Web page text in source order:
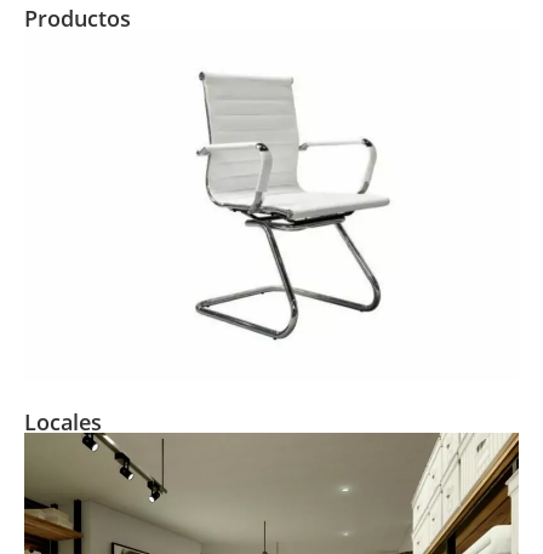
Productos
Locales